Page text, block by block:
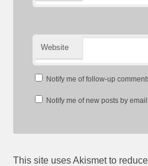
Website
Notify me of follow-up
Notify me of new posts by email.
This site uses Akismet to